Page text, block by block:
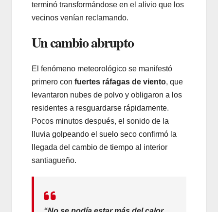
terminó transformándose en el alivio que los
vecinos venían reclamando.
Un cambio abrupto
El fenómeno meteorológico se manifestó
primero con fuertes ráfagas de viento, que
levantaron nubes de polvo y obligaron a los
residentes a resguardarse rápidamente.
Pocos minutos después, el sonido de la
lluvia golpeando el suelo seco confirmó la
llegada del cambio de tiempo al interior
santiagueño.